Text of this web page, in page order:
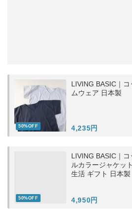
50%OFF
LIVING BASIC｜
ムウェア 日本製
4,235円
50%OFF
LIVING BASIC｜
ルカラージャケッ
生活 ギフト 日本製
4,950円